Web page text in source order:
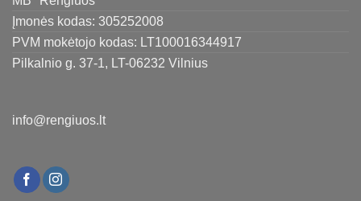
Įmonės kodas: 305252008
PVM mokėtojo kodas: LT100016344917
Pilkalnio g. 37-1, LT-06232 Vilnius
info@rengiuos.lt